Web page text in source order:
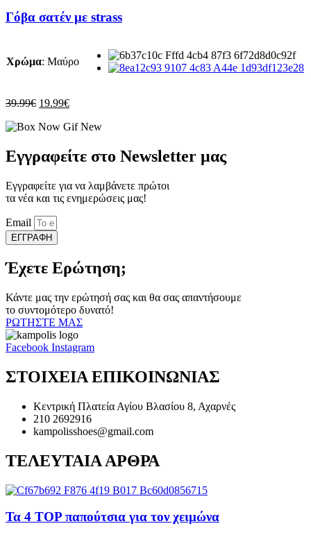
προϊόν
έχει
Οι
να
στη
του
προϊόντος
Γόβα σατέν με strass
Χρώμα: Μαύρο
39.99€ Original
was:
19.99€Η
τιμή
19.99€.
Εγγραφείτε στο Newsletter μας
Εγγραφείτε για να λαμβάνετε πρώτοι
τα νέα και τις ενημερώσεις μας!
Email
ΕΓΓΡΑΦΗ
Έχετε Ερώτηση;
Κάντε μας την ερώτησή σας και θα σας απαντήσουμε
το συντομότερο δυνατό!
ΡΩΤΗΣΤΕ ΜΑΣ
Facebook Instagram
ΣΤΟΙΧΕΙΑ ΕΠΙΚΟΙΝΩΝΙΑΣ
Κεντρική Πλατεία Αγίου Βλασίου 8, Αχαρνές
210 2692916
kampolisshoes@gmail.com
ΤΕΛΕΥΤΑΙΑ ΑΡΘΡΑ
Τα 4 TOP παπούτσια για τον χειμώνα